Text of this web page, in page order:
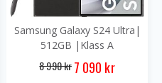
Samsung Galaxy S24 Ultra|
512GB |Klass A
8 990 kr Special
Price
7 090 kr